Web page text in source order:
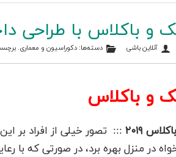
و باکلاس با طراحی
آنلاین باشی دسته‌ها:دکوراسیون و معماری.
و باکلاس
۲۰۱۹
::: تصور خیلی از افراد بر
در منزل بهره برد، در صورتی که با